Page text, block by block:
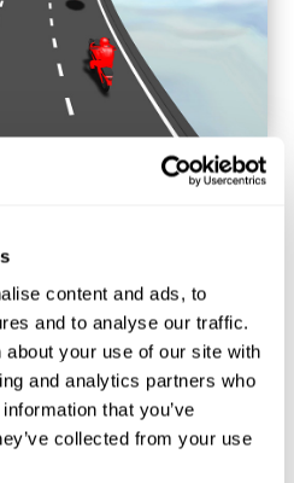
content and ads, to
and to analyse our traffic.
your use of our site with
and analytics partners who
that you’ve
collected from your use
يجب أن تحاول الحصول على الكرات
لماذا تكون الألعاب
محبوبة؟ - التاريخ
تعتمد اللعبة الوقت واللون على
فيها اللاعب لقيادة السيارة بسرعة
باصطدام الأشياء أو تجنّب العقبات.
قرّر فريد علماء الأعصاب لكوجنيفيت
تساعد المستخدم في إحياء تجربة